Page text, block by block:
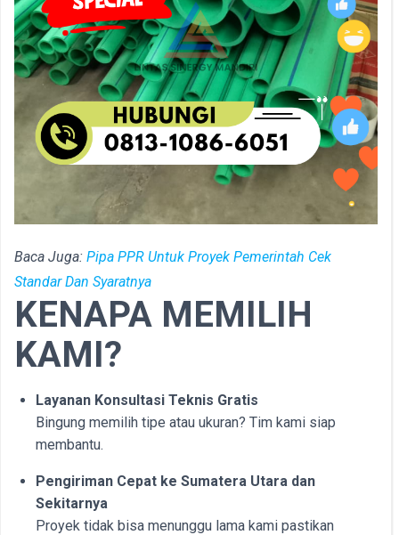
Baca Juga: Pipa PPR Untuk Proyek Pemerintah Cek
Standar Dan Syaratnya
KENAPA MEMILIH
KAMI?
Layanan Konsultasi Teknis Gratis
Bingung memilih tipe atau ukuran? Tim kami siap
membantu.
Pengiriman Cepat ke Sumatera Utara dan
Sekitarnya
Proyek tidak bisa menunggu lama kami pastikan